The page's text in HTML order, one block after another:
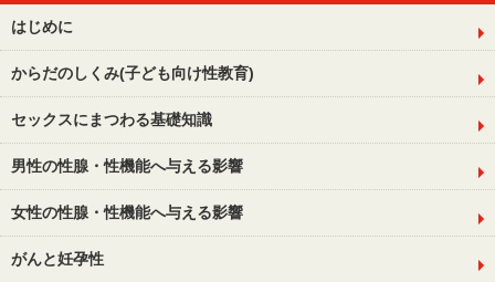
はじめに
からだのしくみ(子ども向け性教育)
セックスにまつわる基礎知識
男性の性腺・性機能へ与える影響
女性の性腺・性機能へ与える影響
がんと妊孕性